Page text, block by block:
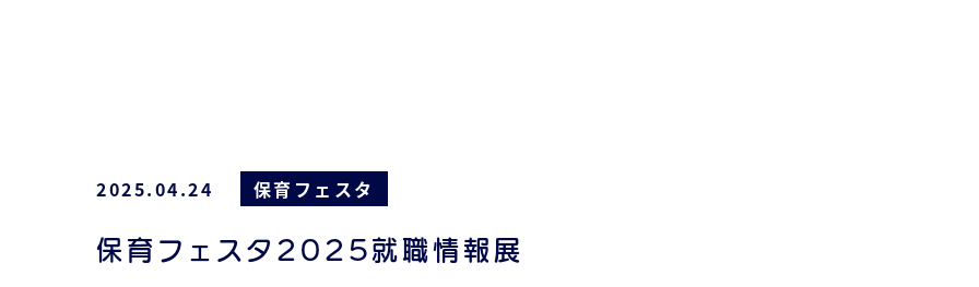
2025.04.24 保育フェスタ
保育フェスタ2025就職情報展